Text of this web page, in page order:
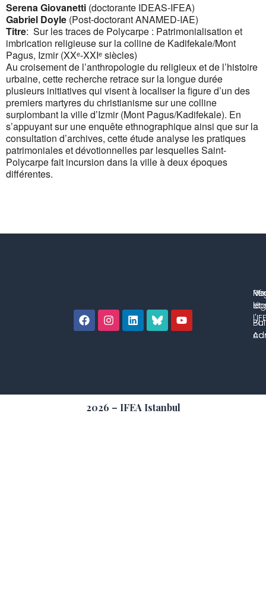
Serena Giovanetti (doctorante IDEAS-IFEA)
Gabriel Doyle (Post-doctorant ANAMED-IAE)
Titre: Sur les traces de Polycarpe : Patrimonialisation et
imbrication religieuse sur la colline de Kadifekale/Mont
Pagus, Izmir (XXᵉ-XXIᵉ siècles)
Au croisement de l’anthropologie du religieux et de l’histoire
urbaine, cette recherche retrace sur la longue durée
plusieurs initiatives qui visent à localiser la figure d’un des
premiers martyres du christianisme sur une colline
surplombant la ville d’Izmir (Mont Pagus/Kadifekale). En
s’appuyant sur une enquête ethnographique ainsi que sur la
consultation d’archives, cette étude analyse les pratiques
patrimoniales et dévotionnelles par lesquelles Saint-
Polycarpe fait incursion dans la ville à deux époques
différentes.
et
2026 – IFEA Istanbul